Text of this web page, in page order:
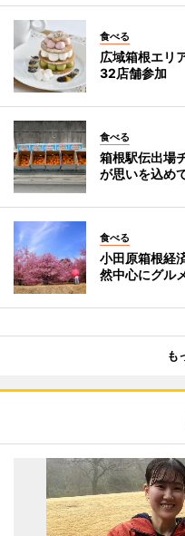
食べる
広域箱根エリ
32店舗参加
食べる
箱根駅伝出場
が思いを込め
食べる
小田原箱根経
然中心にグル
も